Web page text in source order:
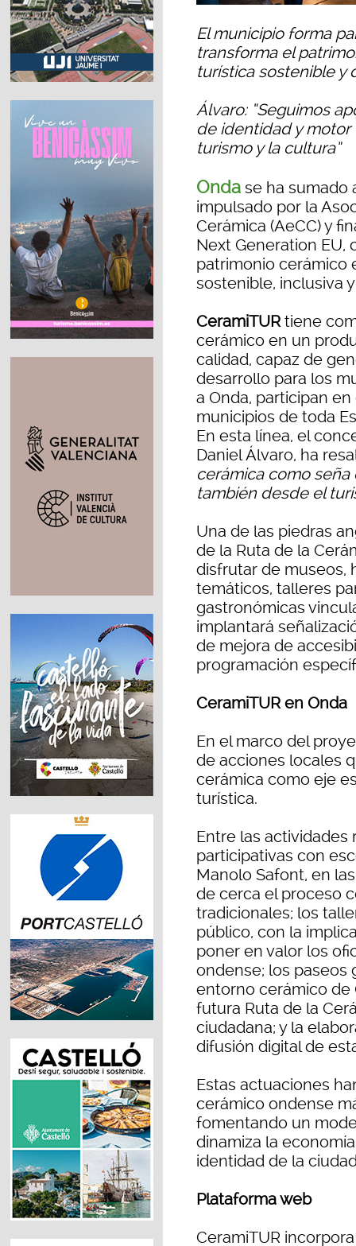
El municipio forma
transforma el
turística sostenible y
Álvaro: “Seguimos
de identidad y
turismo y la cultura”
Onda se ha
impulsado por la
Cerámica (AeCC) y
Next Generation EU,
patrimonio cerámico
sostenible, inclusiva
CeramiTURtiene
cerámico en un
calidad, capaz de
desarrollo para los
a Onda, participan
municipios de toda
En esta línea, el
Daniel Álvaro, ha
cerámica como
también desde el
Una de las piedras
de la Ruta de la
disfrutar de museos,
temáticos, talleres
gastronómicas
implantará
de mejora de
programación
CeramiTUR en Onda
En el marco del
de acciones locales
cerámica como eje
turística.
Entre las actividades
participativas con
Manolo Safont, en
de cerca el proceso
tradicionales; los
público, con la
poner en valor los
ondense; los paseos
entorno cerámico de
futura Ruta de la
ciudadana; y la
difusión digital de
Estas actuaciones
cerámico ondense
fomentando un
dinamiza la
identidad de la
Plataforma web
CeramiTUR